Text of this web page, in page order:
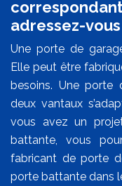
adressez-
Une porte de
Elle peut être
besoins. Une
deux vantaux
vous avez un
battante, vous
fabricant de porte
porte battante dans